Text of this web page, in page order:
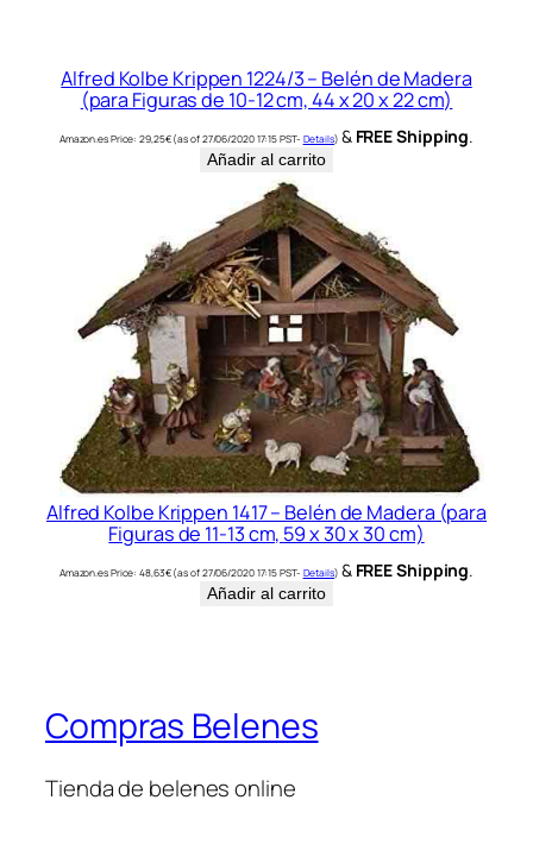
Alfred Kolbe Krippen 1224/3 – Belén de Madera
(para Figuras de 10-12 cm, 44 x 20 x 22 cm)
Amazon.es Price:29,25€(as of 27/06/2020 17:15 PST- Details) & FREE Shipping.
Añadir al carrito
Alfred Kolbe Krippen 1417 – Belén de Madera (para
Figuras de 11-13 cm, 59 x 30 x 30 cm)
Amazon.es Price:48,63€(as of 27/06/2020 17:15 PST- Details) & FREE Shipping.
Añadir al carrito
Compras Belenes
Tienda de belenes online